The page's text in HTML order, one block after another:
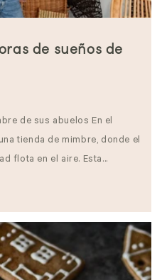
de sueños de
de sus abuelos En el
tienda de mimbre, donde el
flota en el aire. Esta...